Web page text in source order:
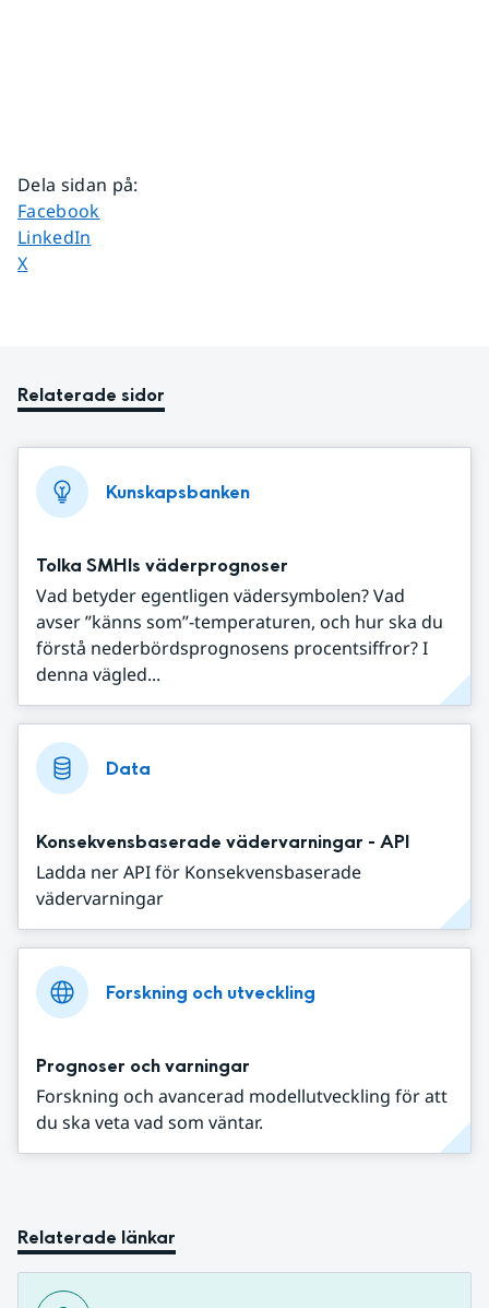
Dela sidan på:
Dela sidan på
Facebook
Dela sidan på
LinkedIn
Dela sidan på
X
Relaterade sidor
Kunskapsbanken
Tolka SMHIs väderprognoser
Vad betyder egentligen vädersymbolen? Vad
avser ”känns som”-temperaturen, och hur ska du
förstå nederbördsprognosens procentsiffror? I
denna vägled...
Data
Konsekvensbaserade vädervarningar - API
Ladda ner API för Konsekvensbaserade
vädervarningar
Forskning och utveckling
Prognoser och varningar
Forskning och avancerad modellutveckling för att
du ska veta vad som väntar.
Relaterade länkar